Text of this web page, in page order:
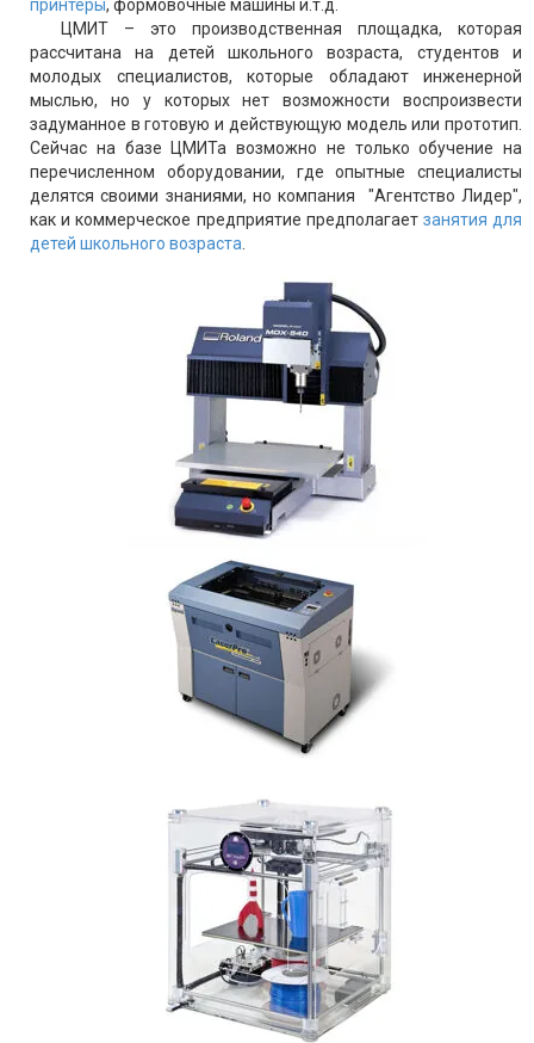
принтеры, формовочные машины и.т.д.
ЦМИТ – это производственная площадка, которая
рассчитана на детей школьного возраста, студентов и
молодых специалистов, которые обладают инженерной
мыслью, но у которых нет возможности воспроизвести
задуманное в готовую и действующую модель или прототип.
Сейчас на базе ЦМИТа возможно не только обучение на
перечисленном оборудовании, где опытные специалисты
делятся своими знаниями, но компания "Агентство Лидер",
как и коммерческое предприятие предполагает занятия для
детей школьного возраста.